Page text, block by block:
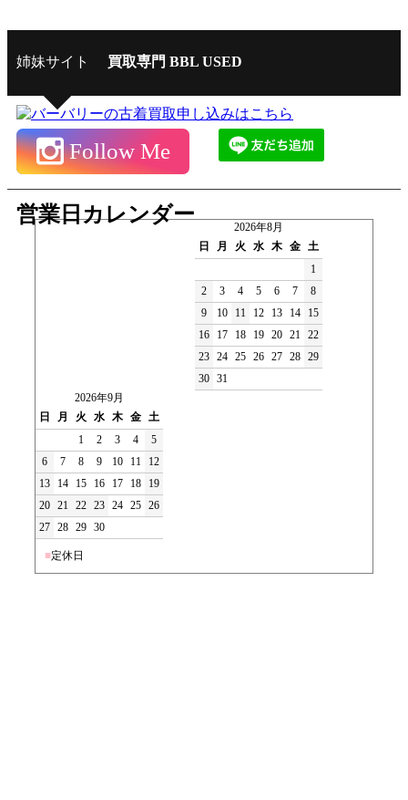
姉妹サイト 買取専門 BBL USED
Follow Me
営業日カレンダー
2026年8月
日
月 火 水 木 金 土
1
2
3 4 5 6 7
8
9
10 11 12 13 14
15
16
17 18 19 20 21 22
23 24 25 26 27 28 29
30 31
2026年9月
日
月 火 水 木 金 土
1
2 3 4
5
6
7 8 9 10 11
12
13
14 15 16 17 18
19
20 21 22 23 24 25 26
27 28 29 30
■定休日